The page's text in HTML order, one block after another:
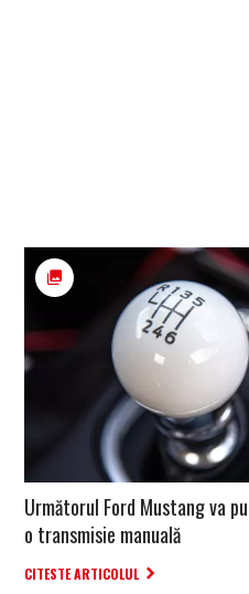
Următorul Ford Mustang va
o transmisie manuală
CITESTE ARTICOLUL